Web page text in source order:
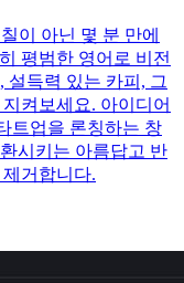
이 아닌 몇 분 만에
평범한 영어로 비전
설득력 있는 카피, 그
켜보세요. 아이디어
트업을 론칭하는 창
시키는 아름답고 반
거합니다.